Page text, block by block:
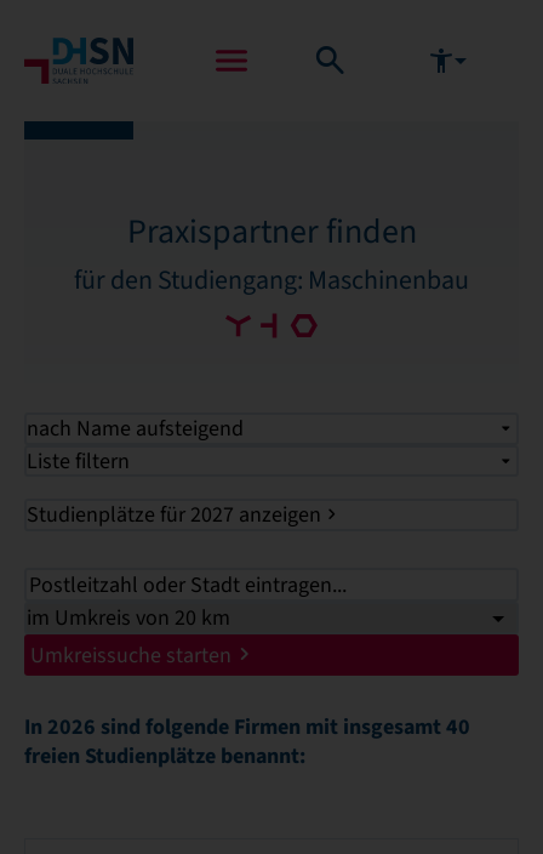
Praxispartner finden
für den Studiengang: Maschinenbau
nach Name aufsteigend
Liste filtern
Studienplätze für 2027 anzeigen
Umkreissuche starten
In 2026 sind folgende Firmen mit insgesamt 40
freien Studienplätze benannt: